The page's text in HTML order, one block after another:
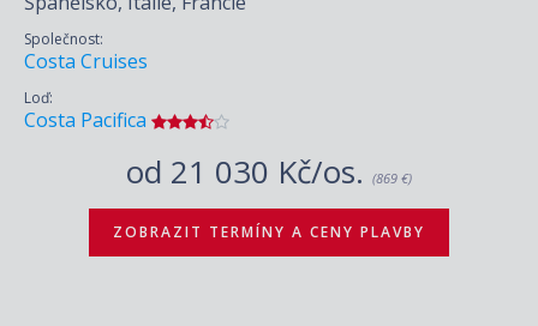
Společnost:
Costa Cruises
Loď:
Costa Pacifica
od 21 030 Kč/os. (869 €)
ZOBRAZIT TERMÍNY A CENY PLAVBY